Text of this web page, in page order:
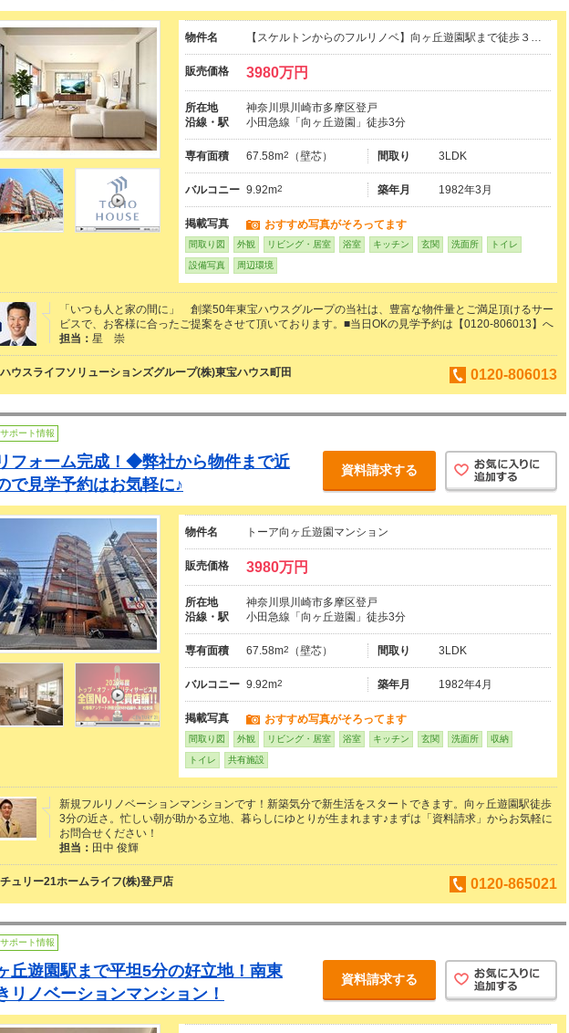
物件名 【スケルトンからのフルリノベ】向ヶ丘遊園駅まで徒歩３…
販売価格 3980万円
所在地
神奈川県川崎市多摩区登戸
沿線・駅
小田急線「向ヶ丘遊園」徒歩3分
専有面積 67.58m2 （壁芯） 間取り 3LDK
バルコニー 9.92m2 築年月 1982年3月
掲載写真 おすすめ写真がそろってます
間取り図 外観 リビング・居室 浴室 キッチン 玄関 洗面所 トイレ
設備写真 周辺環境
「いつも人と家の間に」 創業50年東宝ハウスグループの当社は、豊富な物件量とご満足頂けるサー
ビスで、お客様に合ったご提案をさせて頂いております。■当日OKの見学予約は【0120-806013】へ
担当： 星 崇
ウスライフソリューションズグループ(株)東宝ハウス町田 0120-806013
ポート情報
フォーム完成！◆弊社から物件まで近
で見学予約はお気軽に♪
資料請求する
物件名 トーア向ヶ丘遊園マンション
販売価格 3980万円
所在地
神奈川県川崎市多摩区登戸
沿線・駅
小田急線「向ヶ丘遊園」徒歩3分
専有面積 67.58m2 （壁芯） 間取り 3LDK
バルコニー 9.92m2 築年月 1982年4月
掲載写真 おすすめ写真がそろってます
間取り図 外観 リビング・居室 浴室 キッチン 玄関 洗面所 収納
トイレ 共有施設
新規フルリノベーションマンションです！新築気分で新生活をスタートできます。向ヶ丘遊園駅徒歩
3分の近さ。忙しい朝が助かる立地、暮らしにゆとりが生まれます♪まずは「資料請求」からお気軽に
お問合せください！
担当： 田中 俊輝
ュリー21ホームライフ(株)登戸店 0120-865021
ポート情報
丘遊園駅まで平坦5分の好立地！南東
リノベーションマンション！
資料請求する